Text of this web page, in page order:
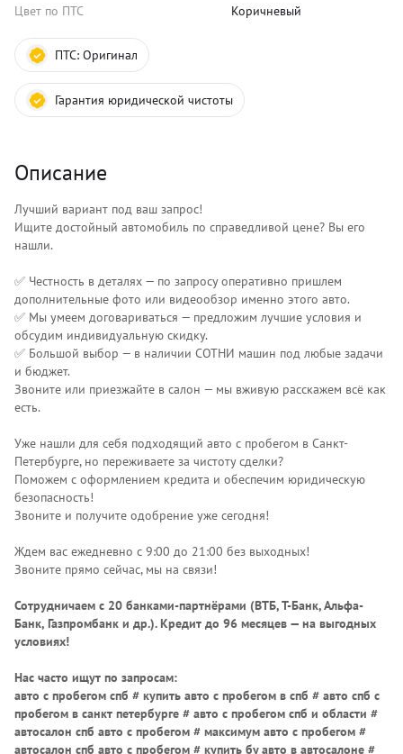
Цвет по ПТС
Коричневый
ПТС: Оригинал
Гарантия юридической чистоты
Описание
Лучший вариант под ваш запрос!
Ищите достойный автомобиль по справедливой цене? Вы его
нашли.
✅ Честность в деталях — по запросу оперативно пришлем
дополнительные фото или видеообзор именно этого авто.
✅ Мы умеем договариваться — предложим лучшие условия и
обсудим индивидуальную скидку.
✅ Большой выбор — в наличии СОТНИ машин под любые задачи
и бюджет.
Звоните или приезжайте в салон — мы вживую расскажем всё как
есть.
Уже нашли для себя подходящий авто с пробегом в Санкт-
Петербурге, но переживаете за чистоту сделки?
Поможем с оформлением кредита и обеспечим юридическую
безопасность!
Звоните и получите одобрение уже сегодня!
Ждем вас ежедневно с 9:00 до 21:00 без выходных!
Звоните прямо сейчас, мы на связи!
Сотрудничаем с 20 банками-партнёрами (ВТБ, Т-Банк, Альфа-
Банк, Газпромбанк и др.). Кредит до 96 месяцев — на выгодных
условиях!
Нас часто ищут по запросам:
авто с пробегом спб # купить авто с пробегом в спб # авто спб с
пробегом в санкт петербурге # авто с пробегом спб и области #
автосалон спб авто с пробегом # максимум авто с пробегом #
автосалон спб авто с пробегом # купить бу авто в автосалоне #